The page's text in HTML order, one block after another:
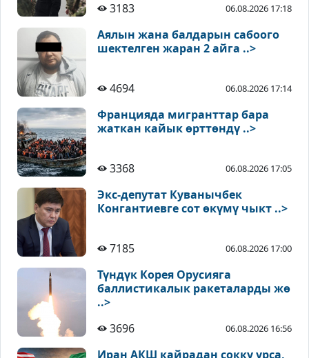
3183 06.08.2026 17:18
Аялын жана балдарын сабоого
шектелген жаран 2 айга ..>
4694 06.08.2026 17:14
Францияда мигранттар бара
жаткан кайык өрттөндү ..>
3368 06.08.2026 17:05
Экс-депутат Куванычбек
Конгантиевге сот өкүмү чыкт ..>
7185 06.08.2026 17:00
Түндүк Корея Орусияга
баллистикалык ракеталарды жө
..>
3696
06.08.2026 16:56
Иран АКШ кайрадан сокку урса,